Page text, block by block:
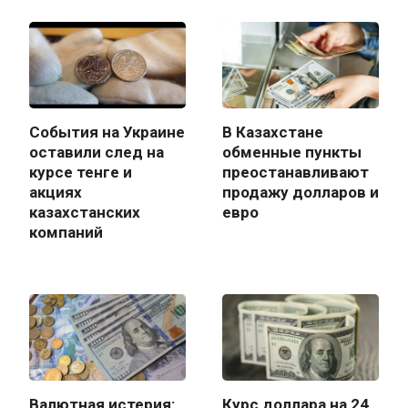
События на Украине
оставили след на
курсе тенге и
акциях
казахстанских
компаний
В Казахстане
обменные пункты
преостанавливают
продажу долларов и
евро
Валютная истерия: Курс доллара на 24